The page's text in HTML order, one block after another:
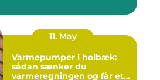
11. May
Varmepumper i holbæk:
sådan sænker du
varmeregningen og får et